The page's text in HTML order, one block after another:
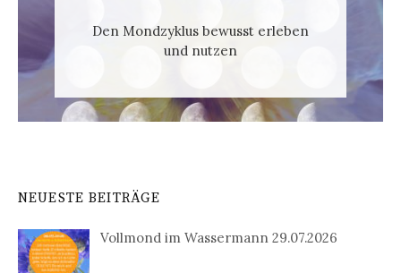
Den Mondzyklus bewusst erleben
und nutzen
NEUESTE BEITRÄGE
Vollmond im Wassermann 29.07.2026